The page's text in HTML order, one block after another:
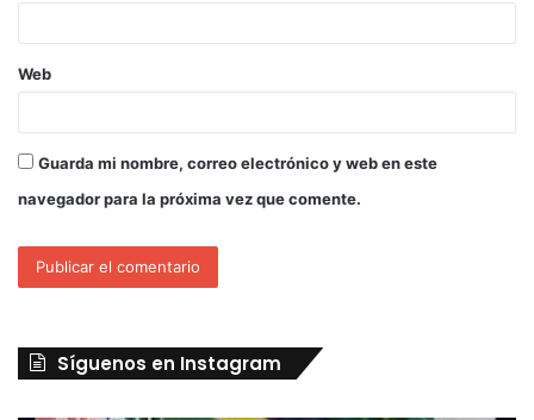
Web
Guarda mi nombre, correo electrónico y web en este
navegador para la próxima vez que comente.
Síguenos en Instagram